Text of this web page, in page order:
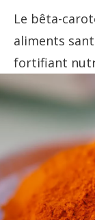
Le bêta-
aliments
fortifiant